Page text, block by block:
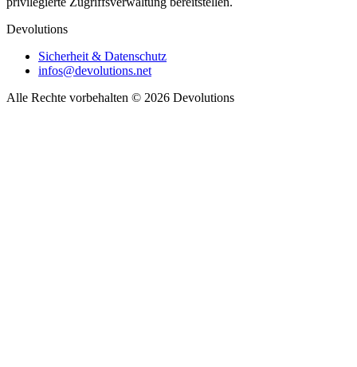
Devolutions
Sicherheit & Datenschutz
infos@devolutions.net
Alle Rechte vorbehalten © 2026 Devolutions